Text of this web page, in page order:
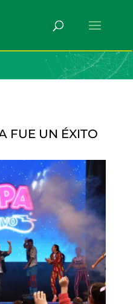
FUE UN ÉXITO